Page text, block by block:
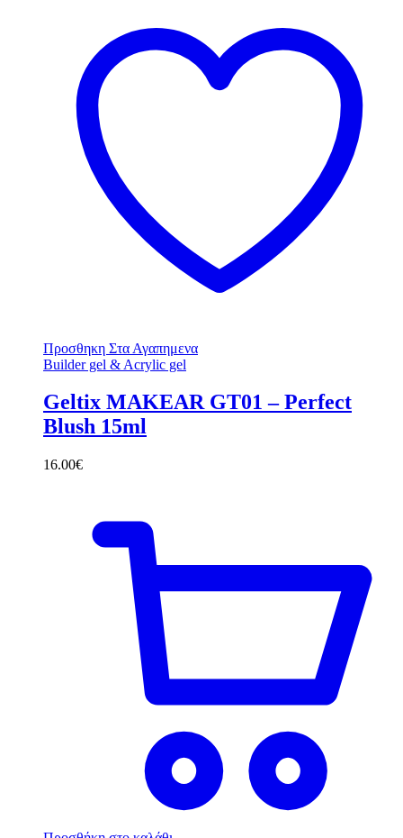
Προσθηκη Στα Αγαπημενα
Builder gel & Acrylic gel
Geltix MAKEAR GT01 – Perfect
Blush 15ml
16.00€